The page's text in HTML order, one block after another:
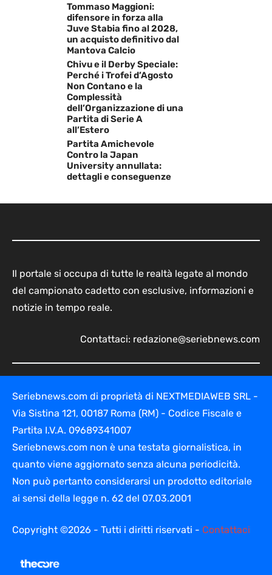
Tommaso Maggioni:
difensore in forza alla
Juve Stabia fino al 2028,
un acquisto definitivo dal
Mantova Calcio
Chivu e il Derby Speciale:
Perché i Trofei d’Agosto
Non Contano e la
Complessità
dell’Organizzazione di una
Partita di Serie A
all’Estero
Partita Amichevole
Contro la Japan
University annullata:
dettagli e conseguenze
Il portale si occupa di tutte le realtà legate al mondo
del campionato cadetto con esclusive, informazioni e
notizie in tempo reale.
Contattaci: redazione@seriebnews.com
Seriebnews.com di proprietà di NEXTMEDIAWEB SRL -
Via Sistina 121, 00187 Roma (RM) - Codice Fiscale e
Partita I.V.A. 09689341007
Seriebnews.com non è una testata giornalistica, in
quanto viene aggiornato senza alcuna periodicità.
Non può pertanto considerarsi un prodotto editoriale
ai sensi della legge n. 62 del 07.03.2001
Copyright ©2026 - Tutti i diritti riservati - Contattaci